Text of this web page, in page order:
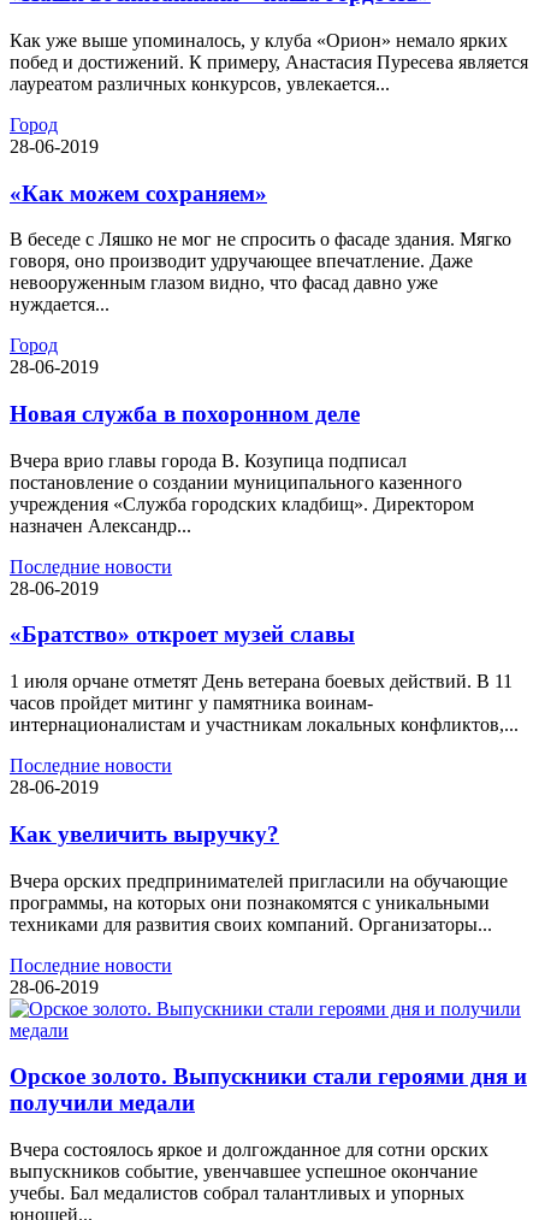
Как уже выше упоминалось, у клуба «Орион» немало ярких
побед и достижений. К примеру, Анастасия Пуресева является
лауреатом различных конкурсов, увлекается...
Город
28-06-2019
«Как можем сохраняем»
В беседе с Ляшко не мог не спросить о фасаде здания. Мягко
говоря, оно производит удручающее впечатление. Даже
невооруженным глазом видно, что фасад давно уже
нуждается...
Город
28-06-2019
Новая служба в похоронном деле
Вчера врио главы города В. Козупица подписал
постановление о создании муниципального казенного
учреждения «Служба городских кладбищ». Директором
назначен Александр...
Последние новости
28-06-2019
«Братство» откроет музей славы
1 июля орчане отметят День ветерана боевых действий. В 11
часов пройдет митинг у памятника воинам-
интернационалистам и участникам локальных конфликтов,...
Последние новости
28-06-2019
Как увеличить выручку?
Вчера орских предпринимателей пригласили на обучающие
программы, на которых они познакомятся с уникальными
техниками для развития своих компаний. Организаторы...
Последние новости
28-06-2019
Орское золото. Выпускники стали героями дня и
получили медали
Вчера состоялось яркое и долгожданное для сотни орских
выпускников событие, увенчавшее успешное окончание
учебы. Бал медалистов собрал талантливых и упорных
юношей...